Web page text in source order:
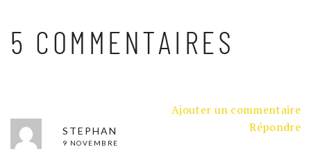
5 COMMENTAIRES
Ajouter un commentaire
STEPHAN
9 NOVEMBRE
Répondre